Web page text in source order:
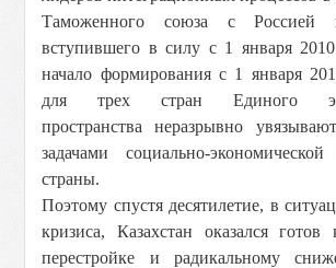
Таможенного союза с Россией
вступившего в силу с 1 января
начало формирования с 1 января
для трех стран Единого
пространства неразрывно
задачами социально-
страны.
Поэтому спустя десятилетие, в
кризиса, Казахстан оказался готов
перестройке и радикальному